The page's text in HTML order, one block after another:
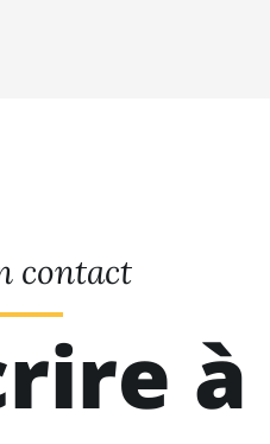
contact
à